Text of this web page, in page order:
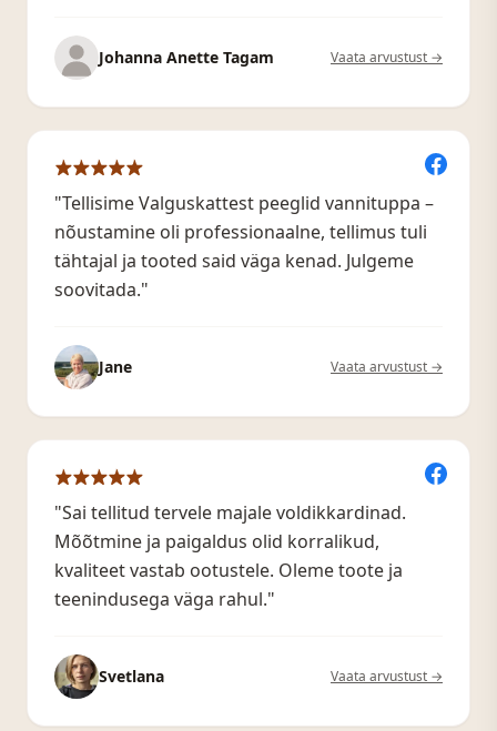
Johanna Anette Tagam Vaata arvustust →
"Tellisime Valguskattest peeglid vannituppa –
nõustamine oli professionaalne, tellimus tuli
tähtajal ja tooted said väga kenad. Julgeme
soovitada."
Jane Vaata arvustust →
"Sai tellitud tervele majale voldikkardinad.
Mõõtmine ja paigaldus olid korralikud,
kvaliteet vastab ootustele. Oleme toote ja
teenindusega väga rahul."
Svetlana Vaata arvustust →